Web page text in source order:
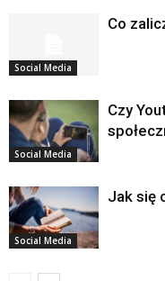
Social Media
Co
Social Media
Czy
Social Media
Jak się